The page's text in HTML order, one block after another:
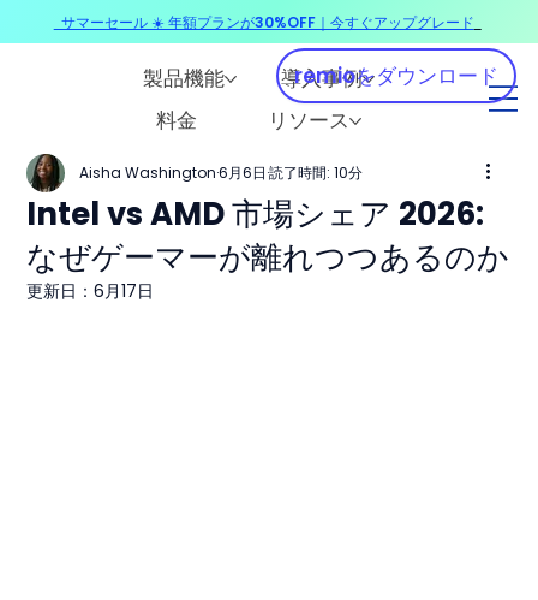
製品機能
導入事例
料金
リソース
remioをダウンロード
Intel vs AMD 市場シェア 2026:
なぜゲーマーが離れつつあるのか
Aisha Washington 6月6日 読了時間: 10分
更新日：6月17日
サマーセール ☀️ 年額プランが30%OFF｜今すぐアップグレード